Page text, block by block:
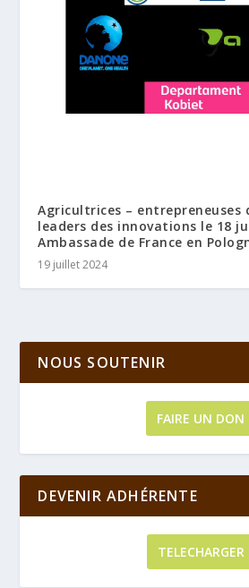
Agricultrices – entrepreneuses
leaders des innovations le 18
Ambassade de France en
19 juillet 2024
NOUS SOUTENIR
FAIRE UN DON
DEVENIR ADHÉRENTE
TELECHARGER